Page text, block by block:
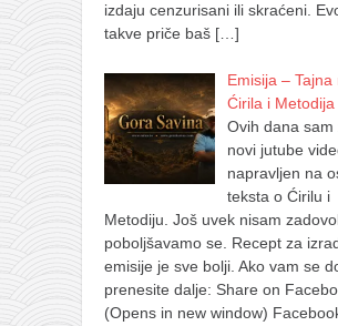
izdaju cenzurisani ili skraćeni.
takve priče baš […]
Emisija – Tajna
Ćirila i Metodija
Ovih dana sam
novi jutube
napravljen na
teksta o Ćirilu i
Metodiju. Još uvek nisam
poboljšavamo se. Recept za
emisije je sve bolji. Ako vam se
prenesite dalje: Share on
(Opens in new window)